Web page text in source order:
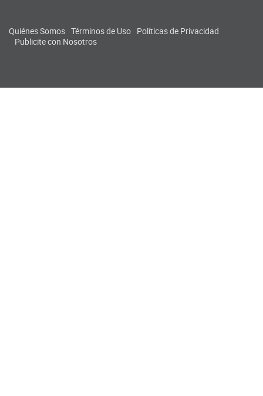
Quiénes Somos Términos de Uso Políticas de Privacidad
Publicite con Nosotros